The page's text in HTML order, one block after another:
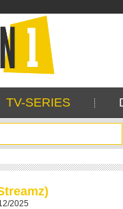
TV-SERIES
2025